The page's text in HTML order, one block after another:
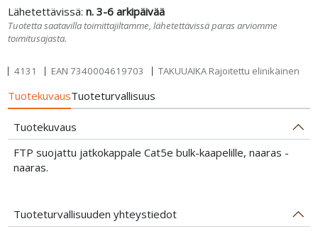
Lähetettävissä:n. 3-6 arkipäivää
Tuotetta saatavilla toimittajiltamme, lähetettävissä paras arviomme
toimitusajasta.
4131 EAN 7340004619703 TAKUUAIKA Rajoitettu elinikäinen
TuotekuvausTuoteturvallisuus
Tuotekuvaus
FTP suojattu jatkokappale Cat5e bulk-kaapelille, naaras -
naaras.
Tuoteturvallisuuden yhteystiedot